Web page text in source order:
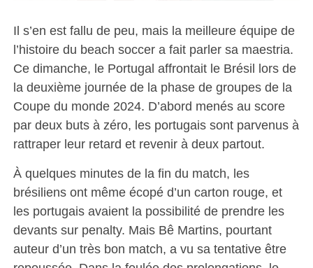
Il s’en est fallu de peu, mais la meilleure équipe de
l’histoire du beach soccer a fait parler sa maestria.
Ce dimanche, le Portugal affrontait le Brésil lors de
la deuxième journée de la phase de groupes de la
Coupe du monde 2024. D’abord menés au score
par deux buts à zéro, les portugais sont parvenus à
rattraper leur retard et revenir à deux partout.
À quelques minutes de la fin du match, les
brésiliens ont même écopé d’un carton rouge, et
les portugais avaient la possibilité de prendre les
devants sur penalty. Mais Bê Martins, pourtant
auteur d’un très bon match, a vu sa tentative être